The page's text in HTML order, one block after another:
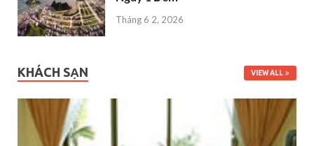
Tháng 6 2, 2026
KHÁCH SẠN VIEW ALL